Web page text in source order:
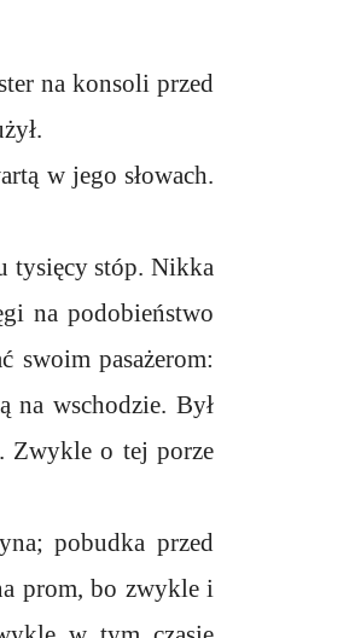
na konsoli przed
w jego słowach.
tysięcy stóp. Nikka
na podobieństwo
swoim pasażerom:
na wschodzie. Był
Zwykle o tej porze
pobudka przed
prom, bo zwykle i